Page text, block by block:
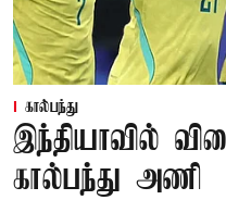
கால்பந்து
இந்தியாவில்
கால்பந்து அணி